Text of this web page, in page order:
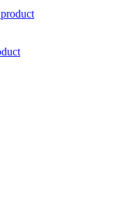
product